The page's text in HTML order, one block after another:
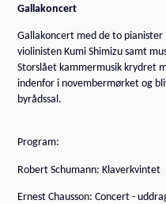
Gallakoncert
Gallakoncert med de to
violinisten Kumi Shimizu samt
Storslået kammermusik krydret
indenfor i novembermørket og
byrådssal.
Program:
Robert Schumann: Klaverkvintet
Ernest Chausson: Concert -